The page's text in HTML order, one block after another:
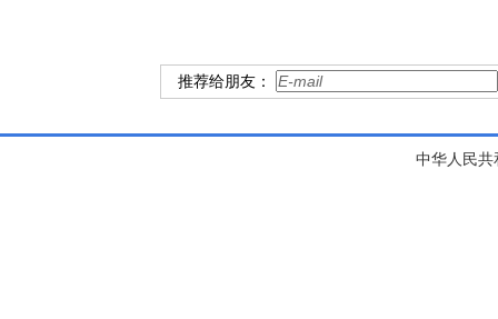
推荐给朋友：
中华人民共